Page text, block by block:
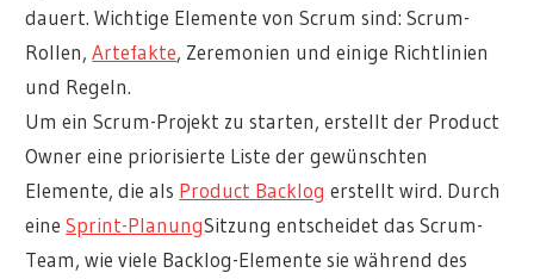
dauert. Wichtige Elemente von Scrum sind: Scrum-
Rollen,Artefakte, Zeremonien und einige Richtlinien
und Regeln.
Um ein Scrum-Projekt zu starten, erstellt der Product
Owner eine priorisierte Liste der gewünschten
Elemente, die als Product Backlog erstellt wird. Durch
eineSprint-PlanungSitzung entscheidet das Scrum-
Team, wie viele Backlog-Elemente sie während des